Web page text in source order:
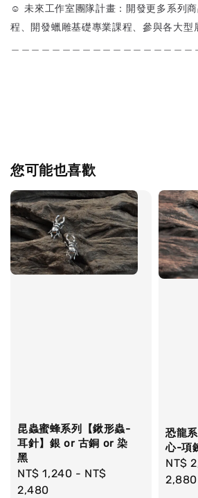
☺ 未來工作室團隊計畫：開發更多系列
程、開發蠟雕基礎專業課程、參與各大型
您可能也喜歡
昆蟲蜜蜂系列【鍬形蟲-
耳針】銀 or 古銅 or 染
黑
Regular
price
NT$ 1,240 - NT$
2,480
恐龍
心-項
price
NT$
2,880